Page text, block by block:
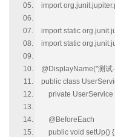
import
import static
import static
@DisplayName("测试
public class
private UserService
@BeforeEach
public void setUp() {